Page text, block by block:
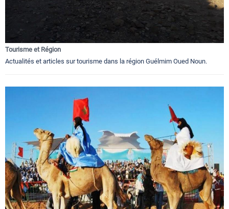
Tourisme et Région
Actualités et articles sur tourisme dans la région Guélmim Oued Noun.